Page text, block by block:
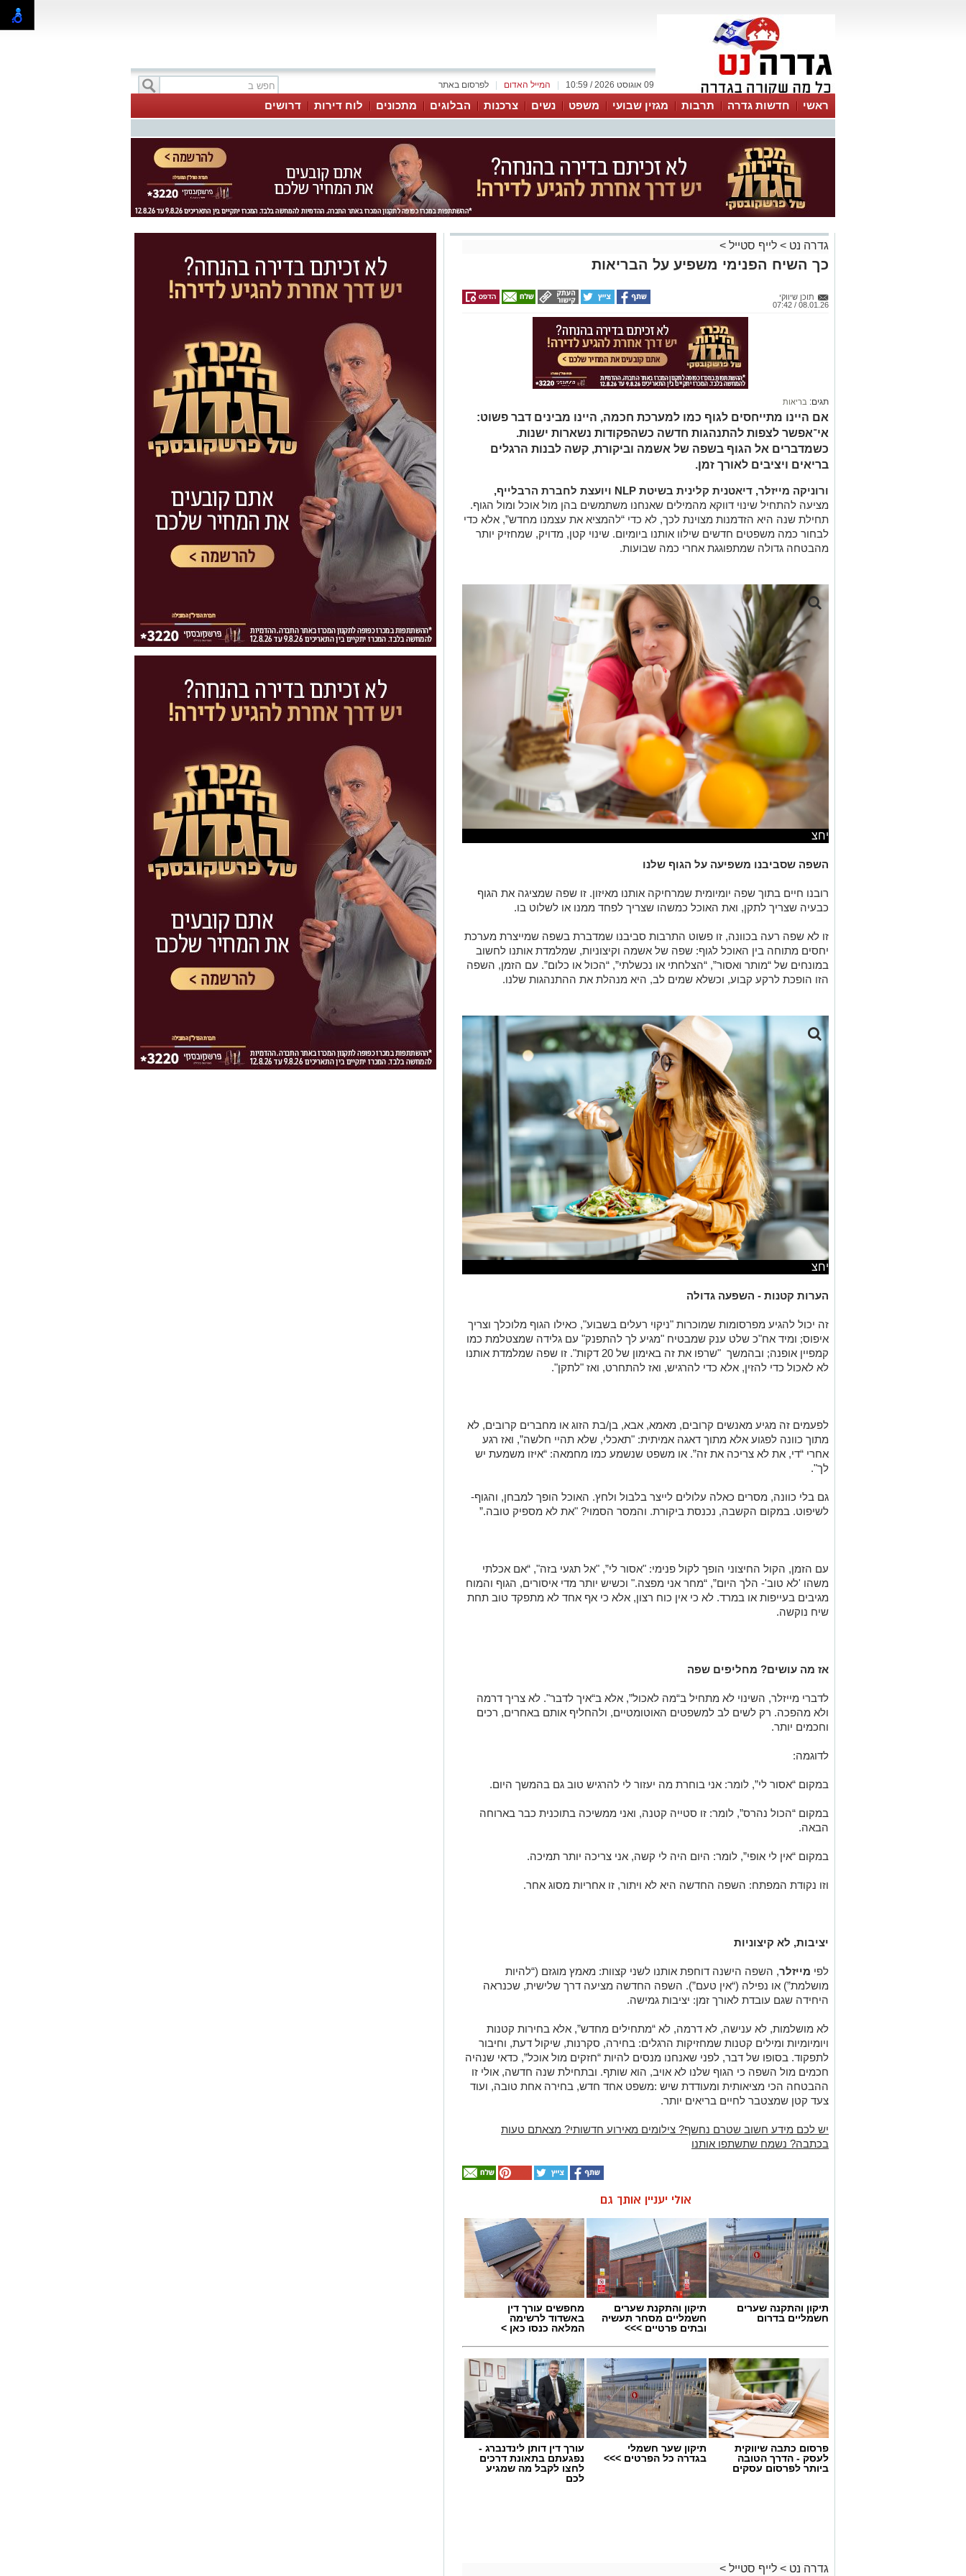
לפרסום באתר המייל האדום 09 אוגוסט 2026 / 10:59
ראשי חדשות גדרה תרבות מגזין שבועי משפט נשים צרכנות הבלוגים מתכונים לוח דירות דרושים
גדרה נט > לייף סטייל >
כך השיח הפנימי משפיע על הבריאות
תוכן שיווקי
08.01.26 / 07:42
תגים: בריאות
אם היינו מתייחסים לגוף כמו למערכת חכמה, היינו מבינים דבר פשוט:
אי־אפשר לצפות להתנהגות חדשה כשהפקודות נשארות ישנות.
כשמדברים אל הגוף בשפה של אשמה וביקורת, קשה לבנות הרגלים
בריאים ויציבים לאורך זמן.
ורוניקה מייזלר, דיאטנית קלינית בשיטת
ויועצת לחברת הרבלייף,
מציעה להתחיל שינוי דווקא מהמילים שאנחנו משתמשים בהן מול אוכל ומול הגוף.
תחילת שנה היא הזדמנות מצוינת לכך, לא כדי “להמציא את עצמנו מחדש”, אלא כדי
לבחור כמה משפטים חדשים שילוו אותנו ביומיום. שינוי קטן, מדויק, שמחזיק יותר
מהבטחה גדולה שמתפוגגת אחרי כמה שבועות.
יחצ
השפה שסביבנו משפיעה על הגוף שלנו
רובנו חיים בתוך שפה יומיומית שמרחיקה אותנו מאיזון. זו שפה שמציגה את הגוף
כבעיה שצריך לתקן, ואת האוכל כמשהו שצריך לפחד ממנו או לשלוט בו.
זו לא שפה רעה בכוונה, זו פשוט התרבות סביבנו שמדברת בשפה שמייצרת מערכת
יחסים מתוחה בין האוכל לגוף: שפה של אשמה וקיצוניות, שמלמדת אותנו לחשוב
במונחים של “מותר ואסור”, “הצלחתי או נכשלתי”, “הכול או כלום”. עם הזמן, השפה
הזו הופכת לרקע קבוע, וכשלא שמים לב, היא מנהלת את ההתנהגות שלנו.
יחצ
הערות קטנות - השפעה גדולה
זה יכול להגיע מפרסומות שמוכרות "ניקוי רעלים בשבוע", כאילו הגוף מלוכלך וצריך
איפוס; ומיד אח"כ שלט ענק שמבטיח "מגיע לך להתפנק" עם גלידה שמצטלמת כמו
קמפיין אופנה; ובהמשך "שרפו את זה באימון של 20 דקות". זו שפה שמלמדת אותנו
לא לאכול כדי להזין, אלא כדי להרגיש, ואז להתחרט, ואז "לתקן".
לפעמים זה מגיע מאנשים קרובים, מאמא, אבא, בן/בת הזוג או מחברים קרובים, לא
מתוך כוונה לפגוע אלא מתוך דאגה אמיתית: "תאכלי, שלא תהיי חלשה”, ואז רגע
אחרי “די, את לא צריכה את זה”. או משפט שנשמע כמו מחמאה: “איזו משמעת יש
לך".
גם בלי כוונה, מסרים כאלה עלולים לייצר בלבול ולחץ. האוכל הופך למבחן, והגוף-
לשיפוט. במקום הקשבה, נכנסת ביקורת. והמסר הסמוי? "את לא מספיק טובה.”
עם הזמן, הקול החיצוני הופך לקול פנימי: "אסור לי”, "אל תגעי בזה", “אם אכלתי
משהו 'לא טוב'- הלך היום”, “מחר אני מפצה." וכשיש יותר מדי איסורים, הגוף והמוח
מגיבים בעייפות או במרד. לא כי אין כוח רצון, אלא כי אף אחד לא מתפקד טוב תחת
שיח נוקשה.
אז מה עושים? מחליפים שפה
לדברי מייזלר, השינוי לא מתחיל ב“מה לאכול”, אלא ב“איך לדבר". לא צריך דרמה
ולא מהפכה. רק לשים לב למשפטים האוטומטיים, ולהחליף אותם באחרים, רכים
וחכמים יותר.
לדוגמה:
במקום “אסור לי”, לומר: אני בוחרת מה יעזור לי להרגיש טוב גם בהמשך היום.
במקום “הכול נהרס”, לומר: זו סטייה קטנה, ואני ממשיכה בתוכנית כבר בארוחה
הבאה.
במקום “אין לי אופי”, לומר: היום היה לי קשה, אני צריכה יותר תמיכה.
וזו נקודת המפתח: השפה החדשה היא לא ויתור, זו אחריות מסוג אחר.
יציבות, לא קיצוניות
לפי מייזלר, השפה הישנה דוחפת אותנו לשני קצוות: מאמץ מוגזם (“להיות
מושלמת”) או נפילה (“אין טעם”). השפה החדשה מציעה דרך שלישית, שכנראה
היחידה שגם עובדת לאורך זמן: יציבות גמישה.
לא מושלמות, לא ענישה, לא דרמה, לא “מתחילים מחדש”, אלא בחירות קטנות
ויומיומיות ומילים קטנות שמחזיקות הרגלים: בחירה, סקרנות, שיקול דעת, וחיבור
לתפקוד. בסופו של דבר, לפני שאנחנו מנסים להיות “חזקים מול אוכל”, כדאי שנהיה
חכמים מול השפה כי הגוף שלנו לא אויב, הוא שותף. ובתחילת שנה חדשה, אולי זו
ההבטחה הכי מציאותית ומעודדת שיש :משפט אחד חדש, בחירה אחת טובה, ועוד
צעד קטן שמצטבר לחיים בריאים יותר.
יש לכם מידע חשוב שטרם נחשף? צילומים מאירוע חדשותי? מצאתם טעות
בכתבה? נשמח שתשתפו אותנו
אולי יעניין אותך גם
תיקון והתקנה שערים
חשמליים בדרום
תיקון והתקנת שערים
חשמליים מסחר תעשיה
ובתים פרטיים >>>
מחפשים עורך דין
באשדוד לרשימה
המלאה כנסו כאן >
פרסום כתבה שיווקית
לעסק - הדרך הטובה
ביותר לפרסום עסקים
תיקון שער חשמלי
בגדרה כל הפרטים >>>
עורך דין דותן לינדנברג -
נפגעתם בתאונת דרכים
לחצו לקבל מה שמגיע
לכם
גדרה נט > לייף סטייל >